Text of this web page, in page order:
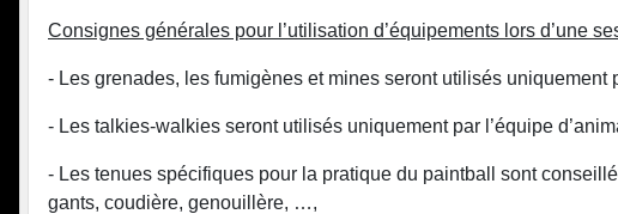
Consignes générales pour l’utilisation d’équipements lors d’une
- Les grenades, les fumigènes et mines seront utilisés uniquement
- Les talkies-walkies seront utilisés uniquement par l’équipe
- Les tenues spécifiques pour la pratique du paintball sont
gants, coudière, genouillère, …,